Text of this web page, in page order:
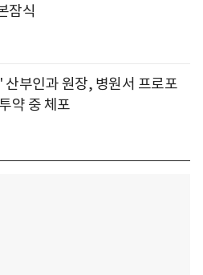
잠식
산부인과 원장, 병원서 프로포
약 중 체포